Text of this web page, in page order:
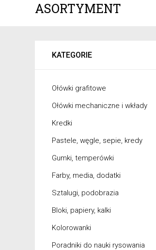
ASORTYMENT
KATEGORIE
Ołówki grafitowe
Ołówki mechaniczne i wkłady
Kredki
Pastele, węgle, sepie, kredy
Gumki, temperówki
Farby, media, dodatki
Sztalugi, podobrazia
Bloki, papiery, kalki
Kolorowanki
Poradniki do nauki rysowania